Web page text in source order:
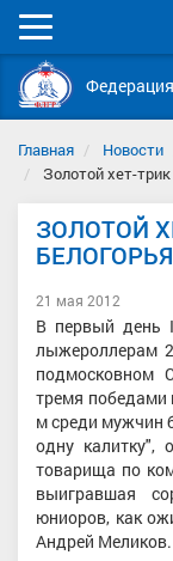
Мобильное
меню
Главная Новости
Золотой хет-
ЗОЛОТОЙ
21 мая 2012
В первый день
лыжероллерам
подмосковном
тремя победами
м среди мужчин
одну калитку",
товарища по
выигравшая
юниоров, как
Андрей Меликов.